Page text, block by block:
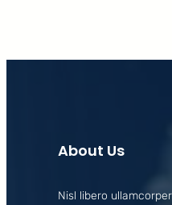
About Us
Nisl libero